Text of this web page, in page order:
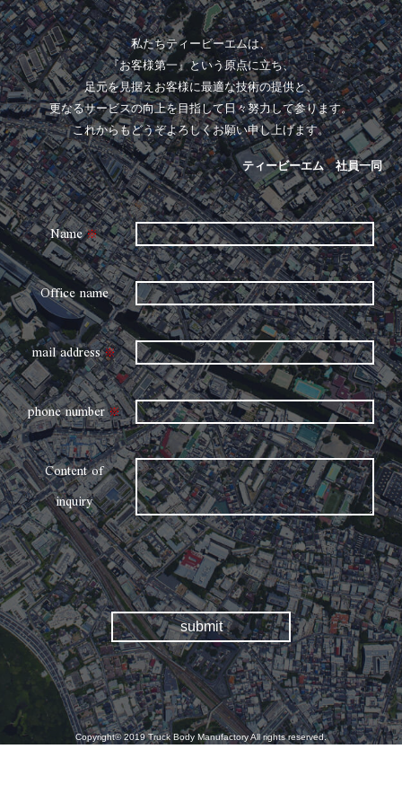
私たちティービーエムは、
『お客様第一』という原点に立ち、
足元を見据えお客様に最適な技術の提供と、
更なるサービスの向上を目指して日々努力して参ります。
これからもどうぞよろしくお願い申し上げます。
ティービーエム 社員一同
Name※
Office name
mail address※
phone number※
Content of
inquiry
Copyright© 2019 Truck Body Manufactory All rights reserved.